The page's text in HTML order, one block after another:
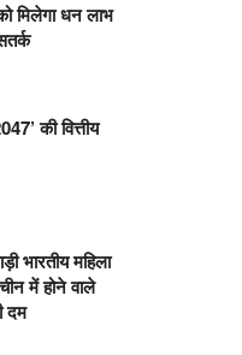
मिलेगा धन लाभ
की वित्तीय
भारतीय महिला
में होने वाले
दम